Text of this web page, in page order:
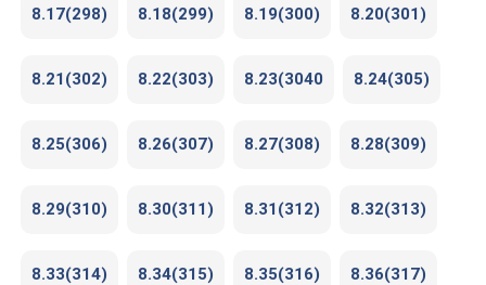
8.17(298) 8.18(299) 8.19(300) 8.20(301)
8.21(302) 8.22(303) 8.23(3040 8.24(305)
8.25(306) 8.26(307) 8.27(308) 8.28(309)
8.29(310) 8.30(311) 8.31(312) 8.32(313)
8.33(314) 8.34(315) 8.35(316) 8.36(317)